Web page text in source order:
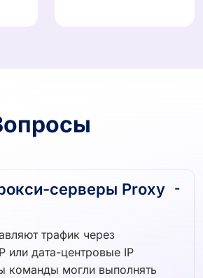
серверы Proxy
трафик через
или дата-центровые IP
команды могли выполнять